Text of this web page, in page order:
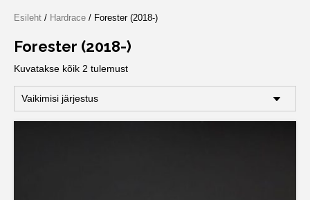
Esileht / Hardrace / Forester (2018-)
Forester (2018-)
Kuvatakse kõik 2 tulemust